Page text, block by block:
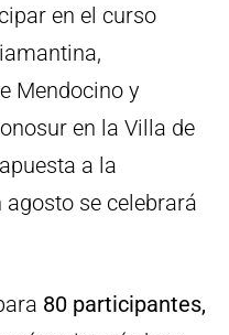
en el curso
Mendocino y
en la Villa de
apuesta a la
se celebrará
80 participantes,